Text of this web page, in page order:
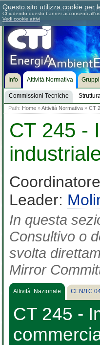
Chi siamo Dove siamo
Info Attività Normativa
Commissioni Tecniche
Path: Home »Attività Normativa » CT
CT 245 -
Leader:
In questa
Consultivo o
svolta
Mirror
Attività Nazionale CEN/TC
CT 245 -
Questo sito utilizza cookie per
Chiudendo questo banner acconsenti
Vedi cookie attivi